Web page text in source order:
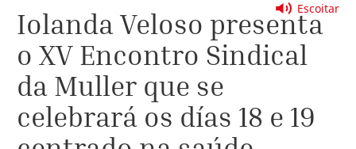
Escoitar
Iolanda Veloso presenta
o XV Encontro Sindical
da Muller que se
celebrará os días 18 e 19